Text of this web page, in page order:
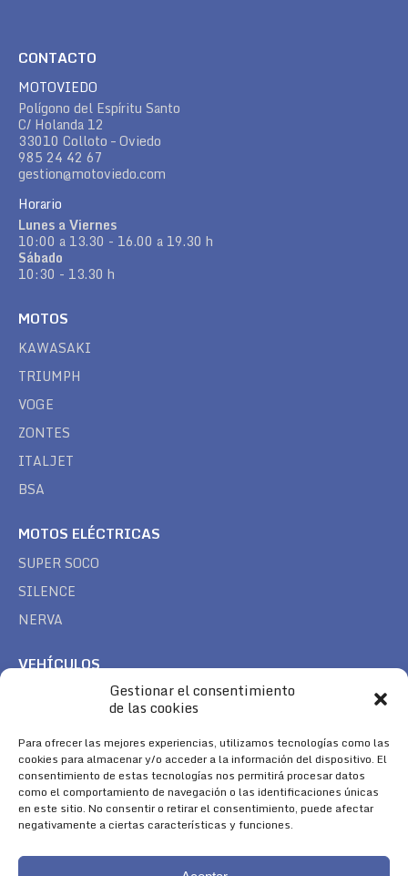
Gestionar el consentimiento
de las cookies
Para ofrecer las mejores experiencias, utilizamos tecnologías como las
cookies para almacenar y/o acceder a la información del dispositivo. El
consentimiento de estas tecnologías nos permitirá procesar datos
como el comportamiento de navegación o las identificaciones únicas
en este sitio. No consentir o retirar el consentimiento, puede afectar
negativamente a ciertas características y funciones.
CONTACTO
MOTOVIEDO
Polígono del Espíritu Santo
C/ Holanda 12
33010 Colloto – Oviedo
985 24 42 67
gestion@motoviedo.com
Horario
Lunes a Viernes
10:00 a 13.30 - 16.00 a 19.30 h
Sábado
10:30 - 13.30 h
MOTOS
KAWASAKI
TRIUMPH
VOGE
ZONTES
ITALJET
BSA
MOTOS ELÉCTRICAS
SUPER SOCO
SILENCE
NERVA
VEHÍCULOS
TREK
SÍGUENOS
Encuéntranos en:
Facebook
page
YouTube
page
Instagram
page